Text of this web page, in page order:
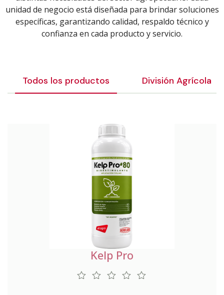
unidad de negocio está diseñada para brindar soluciones
específicas, garantizando calidad, respaldo técnico y
confianza en cada producto y servicio.
Todos los productos División Agrícola
Kelp Pro